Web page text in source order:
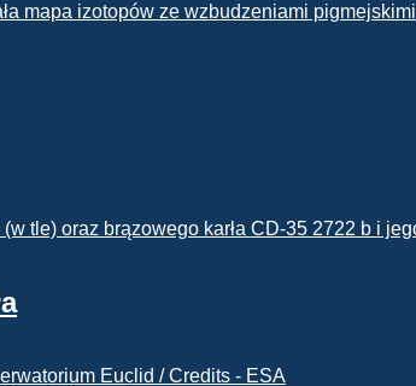
mapa izotopów ze wzbudzeniami pigmejskimi